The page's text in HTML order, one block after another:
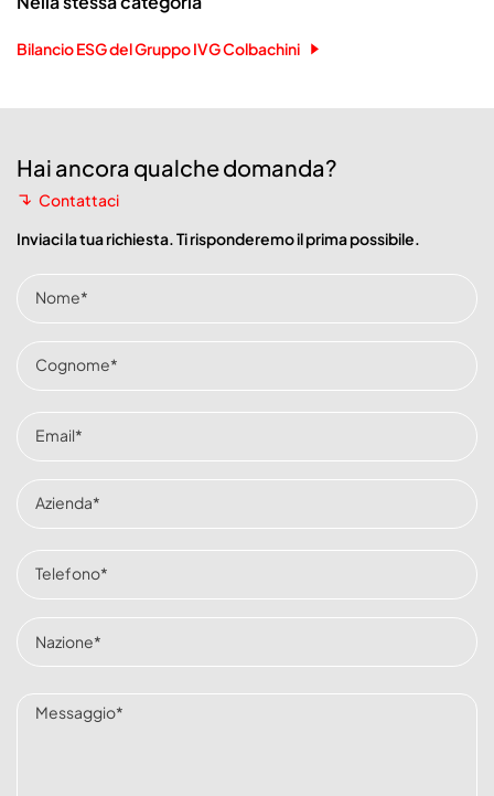
Bilancio ESG del Gruppo IVG Colbachini
Hai ancora qualche domanda?
Contattaci
Inviaci la tua richiesta. Ti risponderemo il prima possibile.